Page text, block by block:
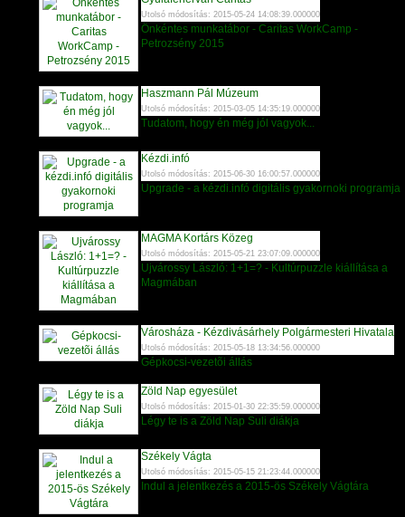
Utolsó módosítás: 2015-05-24 14:08:39.000000
Önkéntes munkatábor - Caritas WorkCamp -
Petrozsény 2015
Haszmann Pál Múzeum
Utolsó módosítás: 2015-03-05 14:35:19.000000
Tudatom, hogy én még jól vagyok...
Kézdi.infó
Utolsó módosítás: 2015-06-30 16:00:57.000000
Upgrade - a kézdi.infó digitális gyakornoki programja
MAGMA Kortárs Közeg
Utolsó módosítás: 2015-05-21 23:07:09.000000
Ujvárossy László: 1+1=? - Kultúrpuzzle kiállítása a
Magmában
Városháza - Kézdivásárhely Polgármesteri Hivatala
Utolsó módosítás: 2015-05-18 13:34:56.000000
Gépkocsi-vezetõi állás
Zöld Nap egyesület
Utolsó módosítás: 2015-01-30 22:35:59.000000
Légy te is a Zöld Nap Suli diákja
Székely Vágta
Utolsó módosítás: 2015-05-15 21:23:44.000000
Indul a jelentkezés a 2015-ös Székely Vágtára